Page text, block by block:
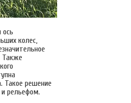
ось
колес,
Также
Такое решение
и рельефом.